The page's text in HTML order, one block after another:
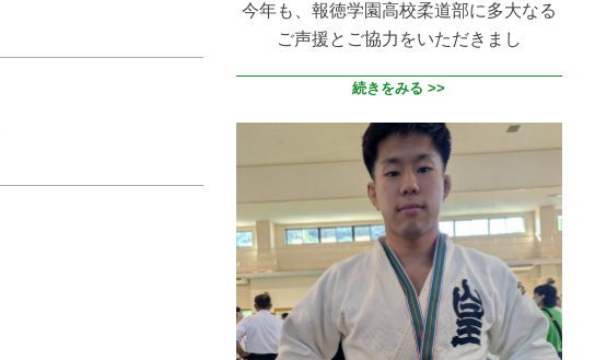
今年も、報徳学園高校柔道部に多大なる
ご声援とご協力をいただきまし
続きをみる >>